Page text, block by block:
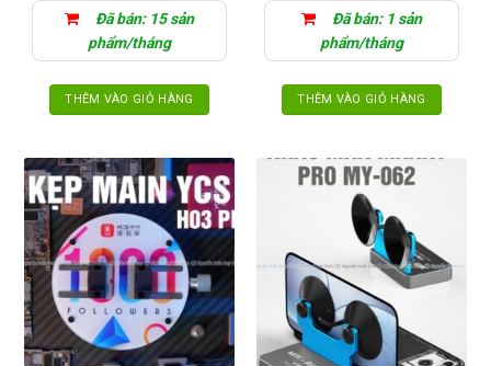
Đã bán: 15 sản
phẩm/tháng
THÊM VÀO GIỎ HÀNG
Đã bán: 1 sản
phẩm/tháng
THÊM VÀO GIỎ HÀNG